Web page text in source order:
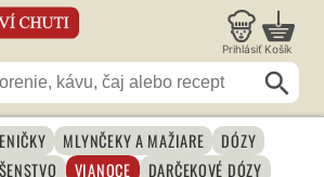
Prihlásiť Košík
MLYNČEKY A MAŽIARE
DÓZY
VIANOCE DARČEKOVÉ DÓZY